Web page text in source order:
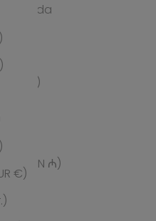
€)
€)
դր.)
£)
(AZN ₼)
$)